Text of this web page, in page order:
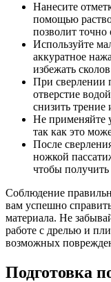
Нанесите
помощью
позволит точно
Используйте
аккуратное
избежать
При сверлении
отверстие
снизить трение
Не применяйте
так как это
После
ножкой
чтобы
Соблюдение
вам успешно
материала. Не
работе с дрелью и
возможных
Подготовка